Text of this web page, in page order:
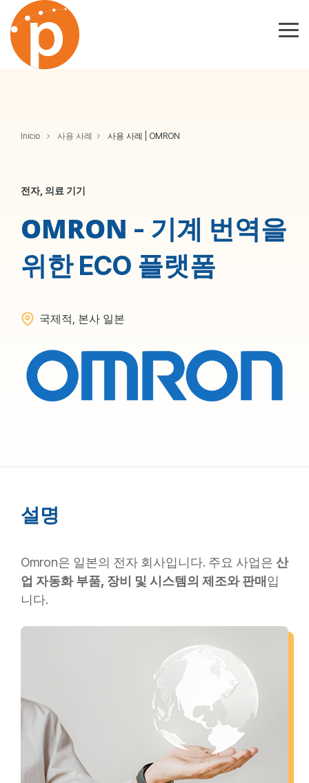
Skip
the
main
content.
Inicio 사용 사례 사용 사례 | OMRON
전자, 의료 기기
OMRON - 기계 번역을
위한 ECO 플랫폼
국제적, 본사 일본
설명
Omron은 일본의 전자 회사입니다. 주요 사업은 산
업 자동화 부품, 장비 및 시스템의 제조와 판매입
니다.